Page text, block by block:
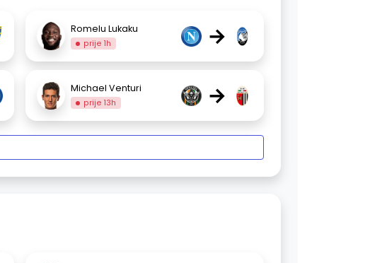
Romelu Lukaku
prije 1h →
Michael Venturi
prije 13h →